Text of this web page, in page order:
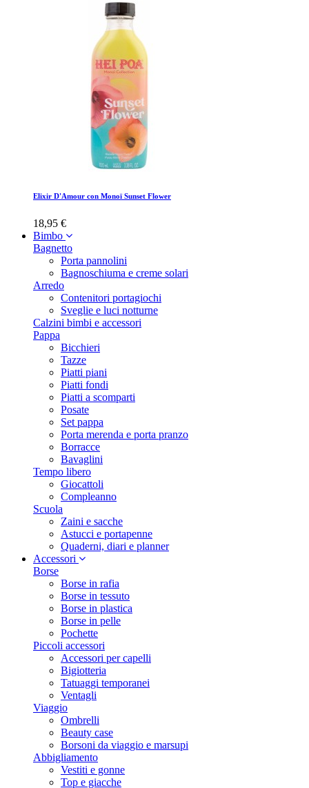
Elixir D'Amour con Monoï Sunset Flower
18,95 €
Bimbo
Bagnetto
Porta pannolini
Bagnoschiuma e creme solari
Arredo
Contenitori portagiochi
Sveglie e luci notturne
Calzini bimbi e accessori
Pappa
Bicchieri
Tazze
Piatti piani
Piatti fondi
Piatti a scomparti
Posate
Set pappa
Porta merenda e porta pranzo
Borracce
Bavaglini
Tempo libero
Giocattoli
Compleanno
Scuola
Zaini e sacche
Astucci e portapenne
Quaderni, diari e planner
Accessori
Borse
Borse in rafia
Borse in tessuto
Borse in plastica
Borse in pelle
Pochette
Piccoli accessori
Accessori per capelli
Bigiotteria
Tatuaggi temporanei
Ventagli
Viaggio
Ombrelli
Beauty case
Borsoni da viaggio e marsupi
Abbigliamento
Vestiti e gonne
Top e giacche